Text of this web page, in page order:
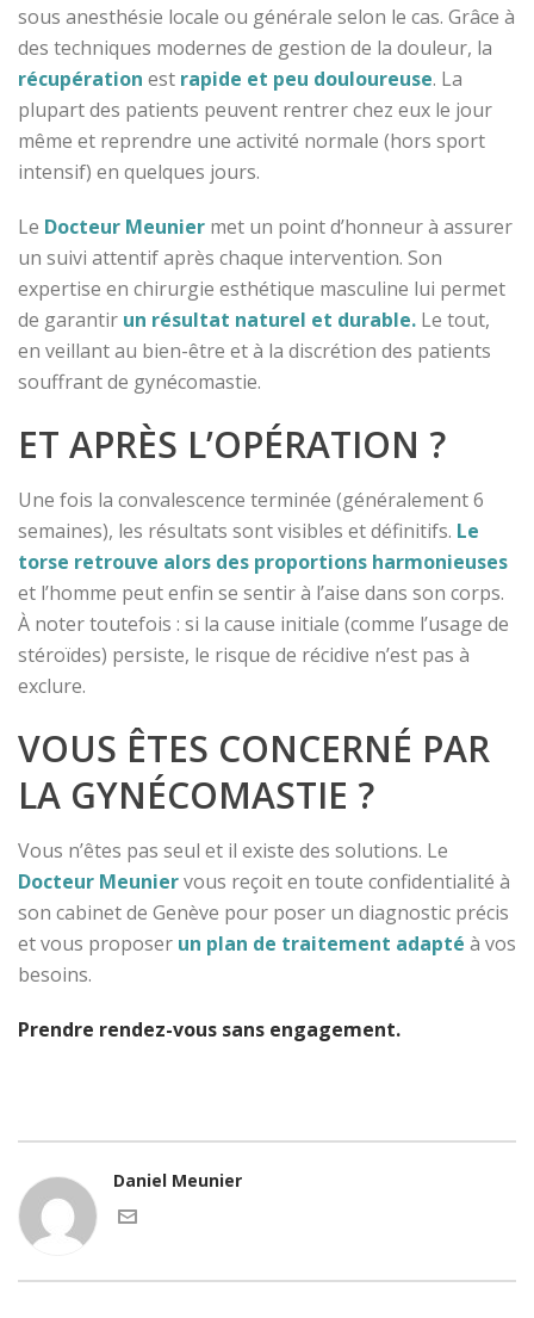
sous anesthésie locale ou générale selon le cas. Grâce à
des techniques modernes de gestion de la douleur, la
récupération est rapide et peu douloureuse. La
plupart des patients peuvent rentrer chez eux le jour
même et reprendre une activité normale (hors sport
intensif) en quelques jours.
Le Docteur Meunier met un point d’honneur à assurer
un suivi attentif après chaque intervention. Son
expertise en chirurgie esthétique masculine lui permet
de garantir un résultat naturel et durable. Le tout,
en veillant au bien-être et à la discrétion des patients
souffrant de gynécomastie.
ET APRÈS L’OPÉRATION ?
Une fois la convalescence terminée (généralement 6
semaines), les résultats sont visibles et définitifs. Le
torse retrouve alors des proportions harmonieuses
et l’homme peut enfin se sentir à l’aise dans son corps.
À noter toutefois : si la cause initiale (comme l’usage de
stéroïdes) persiste, le risque de récidive n’est pas à
exclure.
VOUS ÊTES CONCERNÉ PAR
LA GYNÉCOMASTIE ?
Vous n’êtes pas seul et il existe des solutions. Le
Docteur Meuniervous reçoit en toute confidentialité à
son cabinet de Genève pour poser un diagnostic précis
et vous proposer un plan de traitement adapté à vos
besoins.
Prendre rendez-vous sans engagement.
Daniel Meunier